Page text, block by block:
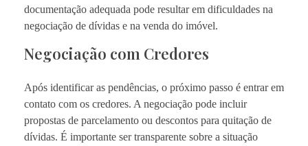
documentação adequada pode resultar em dificuldades na
negociação de dívidas e na venda do imóvel.
Negociação com Credores
Após identificar as pendências, o próximo passo é entrar em
contato com os credores. A negociação pode incluir
propostas de parcelamento ou descontos para quitação de
dívidas. É importante ser transparente sobre a situação